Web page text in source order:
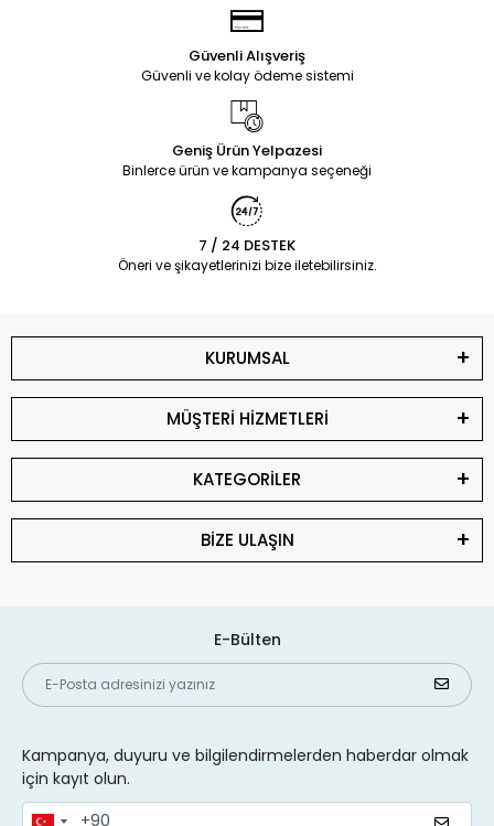
Güvenli Alışveriş
Güvenli ve kolay ödeme sistemi
Geniş Ürün Yelpazesi
Binlerce ürün ve kampanya seçeneği
7 / 24 DESTEK
Öneri ve şikayetlerinizi bize iletebilirsiniz.
KURUMSAL
MÜŞTERİ HİZMETLERİ
KATEGORİLER
BİZE ULAŞIN
E-Bülten
Kampanya, duyuru ve bilgilendirmelerden haberdar olmak
için kayıt olun.